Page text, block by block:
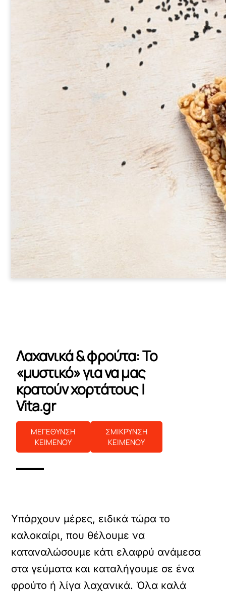
Λαχανικά & φρούτα: Το
«μυστικό» για να μας
κρατούν χορτάτους |
Vita.gr
ΜΕΓΕΘΥΝΣΗ
ΚΕΙΜΕΝΟΥ
ΣΜΙΚΡΥΝΣΗ
ΚΕΙΜΕΝΟΥ
Υπάρχουν μέρες, ειδικά τώρα το
καλοκαίρι, που θέλουμε να
καταναλώσουμε κάτι ελαφρύ ανάμεσα
στα γεύματα και καταλήγουμε σε ένα
φρούτο ή λίγα λαχανικά. Όλα καλά